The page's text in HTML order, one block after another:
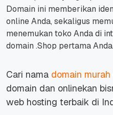
Domain ini memberikan
online Anda, sekaligus
menemukan toko Anda di
domain .Shop pertama Anda.
Cari nama domain murah
domain dan onlinekan
web hosting terbaik di